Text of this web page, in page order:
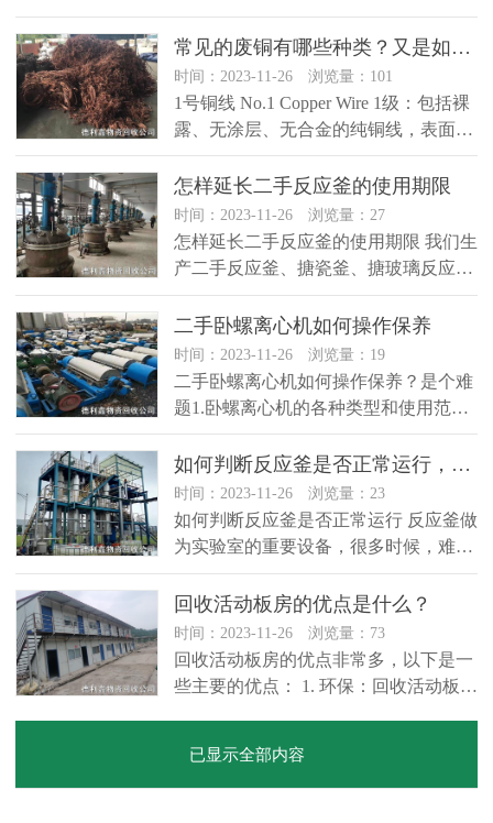
的瓶子、罐子、盒子等废旧物当成垃
圾…
常见的废铜有哪些种类？又是如何分类的？
时间：2023-11-26 浏览量：101
1号铜线 No.1 Copper Wire 1级：包括裸
露、无涂层、无合金的纯铜线，表面无
氧化，不含毛丝，铜线直径不小于1…
怎样延长二手反应釜的使用期限
时间：2023-11-26 浏览量：27
怎样延长二手反应釜的使用期限 我们生
产二手反应釜、搪瓷釜、搪玻璃反应釜
等工业设备，种类比较齐全，…
二手卧螺离心机如何操作保养
时间：2023-11-26 浏览量：19
二手卧螺离心机如何操作保养？是个难
题1.卧螺离心机的各种类型和使用范围
离心机的转速：通常卧螺离心机应在
3…
如何判断反应釜是否正常运行，化工设备回收
时间：2023-11-26 浏览量：23
如何判断反应釜是否正常运行 反应釜做
为实验室的重要设备，很多时候，难以
判断反应釜是否正常工作，那…
回收活动板房的优点是什么？
时间：2023-11-26 浏览量：73
回收活动板房的优点非常多，以下是一
些主要的优点： 1. 环保：回收活动板房
已显示全部内容